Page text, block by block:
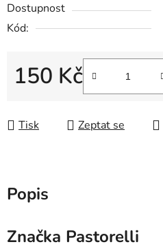
Dostupnost
Kód:
150 Kč
Tisk Zeptat se
Popis
Značka Pastorelli